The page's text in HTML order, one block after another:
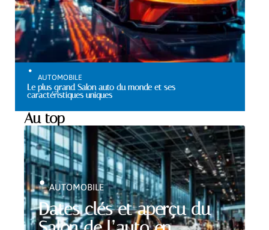
AUTOMOBILE
Le plus grand Salon auto du monde et ses
caractéristiques uniques
Au top
Dates clés et aperçu du
AUTOMOBILE